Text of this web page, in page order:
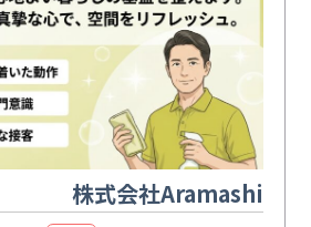
株式会社Aramashi